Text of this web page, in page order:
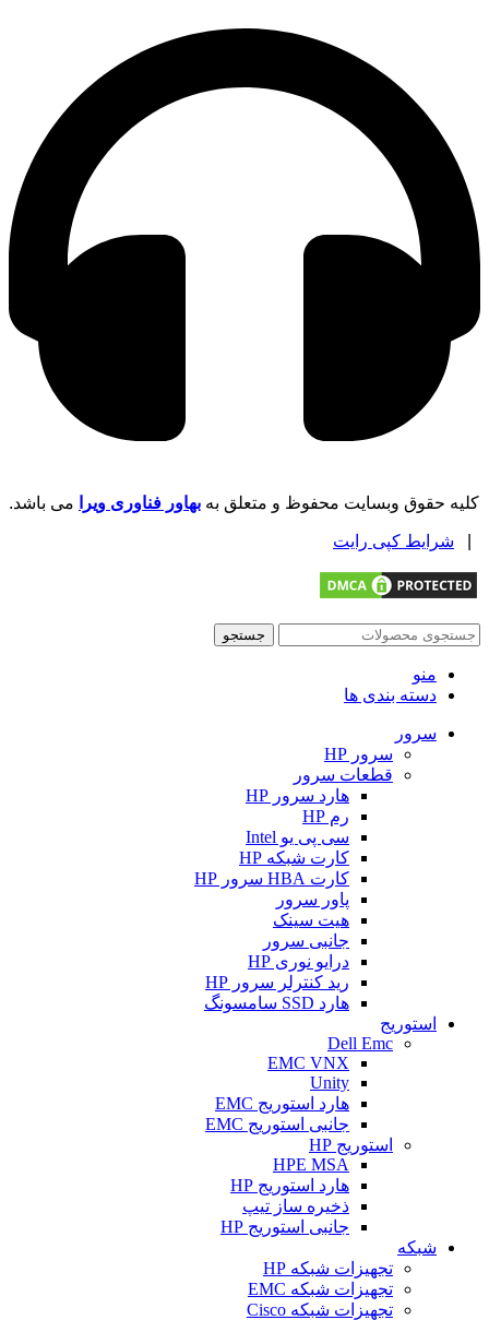
کلیه حقوق وبسایت محفوظ و متعلق به بهاور فناوری ویرا می باشد.
شرایط کپی رایت
جستجو
منو
دسته بندی ها
سرور
سرور HP
قطعات سرور
هارد سرور HP
رم HP
سی پی یو Intel
کارت شبکه HP
کارت HBA سرور HP
پاور سرور
هیت سینک
جانبی سرور
درایو نوری HP
رید کنترلر سرور HP
هارد SSD سامسونگ
استوریج
Dell Emc
EMC VNX
Unity
هارد استوریج EMC
جانبی استوریج EMC
استوریج HP
HPE MSA
هارد استوریج HP
ذخیره ساز تیپ
جانبی استوریج HP
شبکه
تجهیزات شبکه HP
تجهیزات شبکه EMC
تجهیزات شبکه Cisco